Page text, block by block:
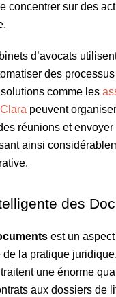
concentrer sur des
d’avocats
des
comme les
peuvent
réunions et envoyer
ainsi
des
est un
de la pratique
une énorme
aux dossiers de